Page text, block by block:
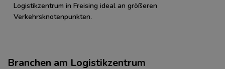
Logistikzentrum in Freising ideal an größeren
Verkehrsknotenpunkten.
Branchen am Logistikzentrum